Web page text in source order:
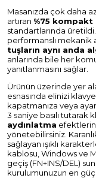
Masanızda çok daha
artıran %75 kompakt
standartlarında üretildi
performanslı mekanik
tuşların aynı anda
anlarında bile her
yanıtlanmasını sağlar
Ürünün üzerinde yer
esnasında elinizi
kapatmanıza veya
3 saniye basılı tutarak
aydınlatma
yönetebilirsiniz .
sağlayan ışıklı
kablosu, Windows ve
geçiş (FN+INS/DEL)
kurulumunuzun en